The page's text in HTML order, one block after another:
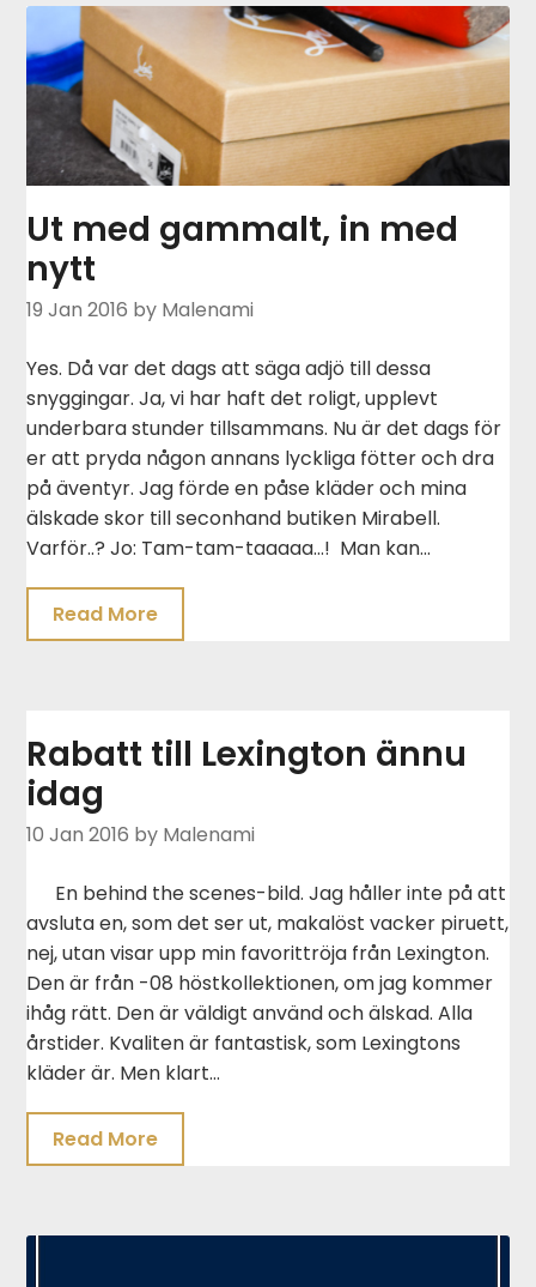
Ut med gammalt, in med
nytt
19 Jan 2016 by Malenami
Yes. Då var det dags att säga adjö till dessa
snyggingar. Ja, vi har haft det roligt, upplevt
underbara stunder tillsammans. Nu är det dags för
er att pryda någon annans lyckliga fötter och dra
på äventyr. Jag förde en påse kläder och mina
älskade skor till seconhand butiken Mirabell.
Varför..? Jo: Tam-tam-taaaaa…! Man kan…
Read More
Rabatt till Lexington ännu
idag
10 Jan 2016 by Malenami
En behind the scenes-bild. Jag håller inte på att
avsluta en, som det ser ut, makalöst vacker piruett,
nej, utan visar upp min favorittröja från Lexington.
Den är från -08 höstkollektionen, om jag kommer
ihåg rätt. Den är väldigt använd och älskad. Alla
årstider. Kvaliten är fantastisk, som Lexingtons
kläder är. Men klart…
Read More